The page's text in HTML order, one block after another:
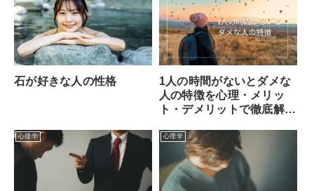
石が好きな人の性格
1人の時間がないとダメな
人の特徴を心理・メリッ
ト・デメリットで徹底解
心理学 心理学